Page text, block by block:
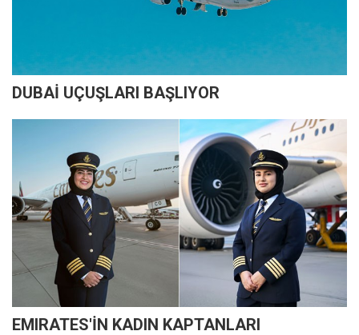
DUBAİ UÇUŞLARI BAŞLIYOR
EMIRATES'İN KADIN KAPTANLARI